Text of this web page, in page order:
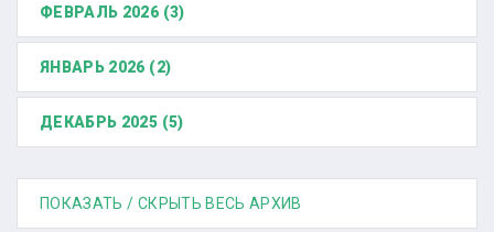
ФЕВРАЛЬ 2026 (3)
ЯНВАРЬ 2026 (2)
ДЕКАБРЬ 2025 (5)
ПОКАЗАТЬ / СКРЫТЬ ВЕСЬ АРХИВ